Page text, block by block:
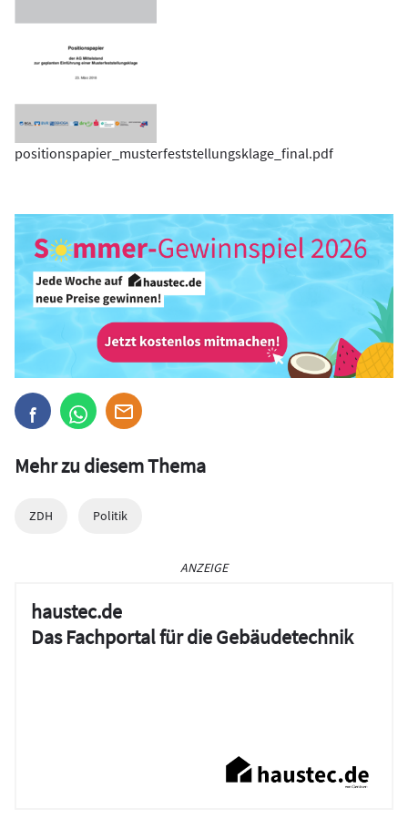
positionspapier_musterfeststellungsklage_final.pdf
Mehr zu diesem Thema
ZDH Politik
ANZEIGE
haustec.de
Das Fachportal für die Gebäudetechnik